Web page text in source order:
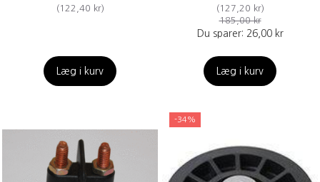
(122,40 kr)
Læg i kurv
(127,20 kr)
185,00 kr
Du sparer: 26,00 kr
Læg i kurv
-34%